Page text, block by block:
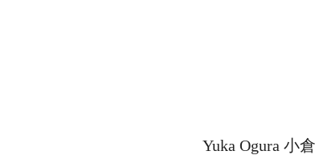
Yuka Ogura 小